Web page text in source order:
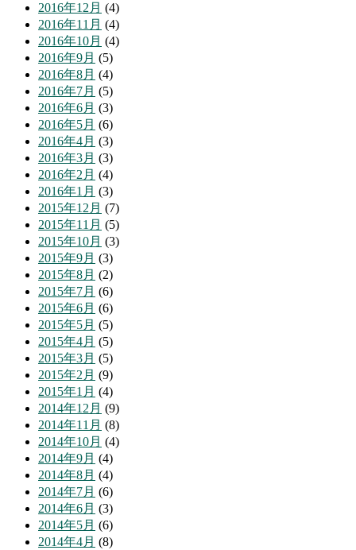
2016年12月 (4)
2016年11月 (4)
2016年10月 (4)
2016年9月 (5)
2016年8月 (4)
2016年7月 (5)
2016年6月 (3)
2016年5月 (6)
2016年4月 (3)
2016年3月 (3)
2016年2月 (4)
2016年1月 (3)
2015年12月 (7)
2015年11月 (5)
2015年10月 (3)
2015年9月 (3)
2015年8月 (2)
2015年7月 (6)
2015年6月 (6)
2015年5月 (5)
2015年4月 (5)
2015年3月 (5)
2015年2月 (9)
2015年1月 (4)
2014年12月 (9)
2014年11月 (8)
2014年10月 (4)
2014年9月 (4)
2014年8月 (4)
2014年7月 (6)
2014年6月 (3)
2014年5月 (6)
2014年4月 (8)